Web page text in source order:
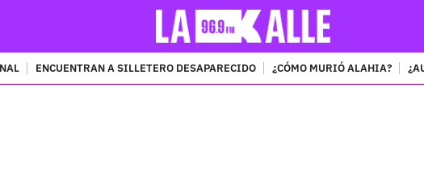
ENCUENTRAN A SILLETERO DESAPARECIDO ¿CÓMO MURIÓ ALAHIA?